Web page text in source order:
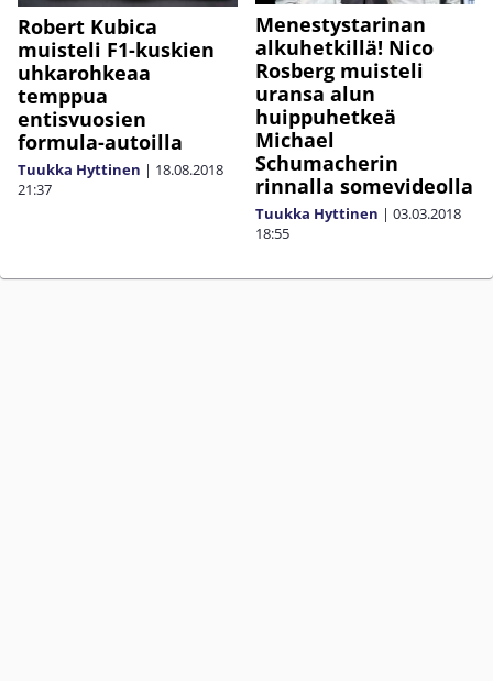
Robert Kubica
muisteli F1-kuskien
uhkarohkeaa
temppua
entisvuosien
formula-autoilla
Tuukka Hyttinen | 18.08.2018
21:37
Menestystarinan
alkuhetkillä! Nico
Rosberg muisteli
uransa alun
huippuhetkeä
Michael
Schumacherin
rinnalla somevideolla
Tuukka Hyttinen | 03.03.2018
18:55